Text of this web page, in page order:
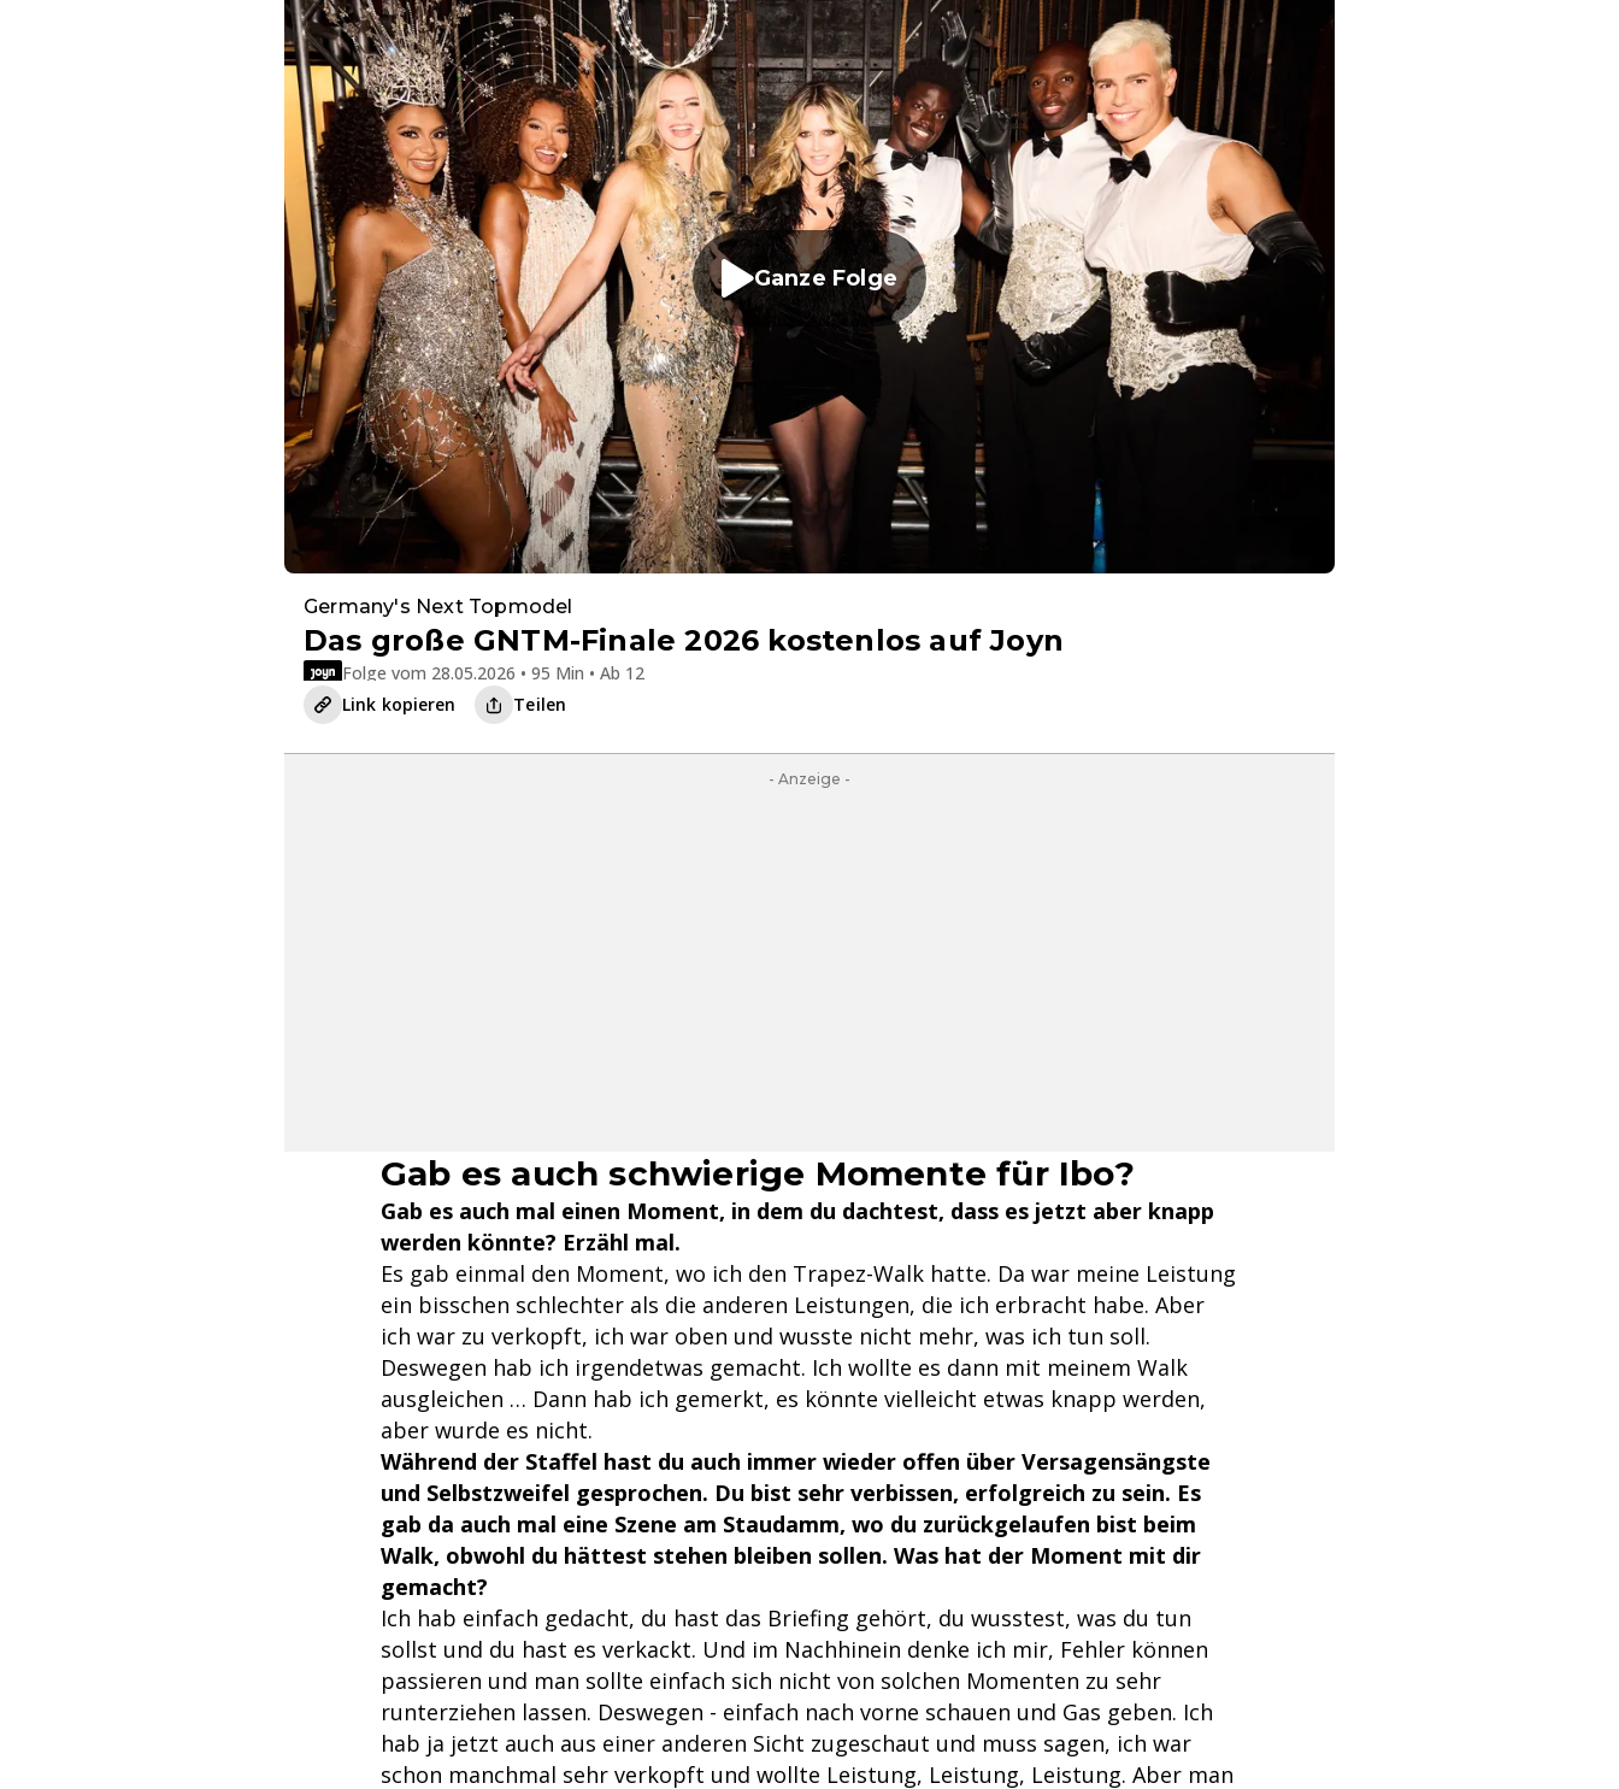
Ganze Folge
Germany's Next Topmodel
Das große GNTM-Finale 2026 kostenlos auf Joyn
Folge vom 28.05.2026 • 95 Min • Ab 12
Link kopieren
Teilen
- Anzeige -
Gab es auch schwierige Momente für Ibo?
Gab es auch mal einen Moment, in dem du dachtest, dass es jetzt aber knapp
werden könnte? Erzähl mal.
Es gab einmal den Moment, wo ich den Trapez-Walk hatte. Da war meine Leistung
ein bisschen schlechter als die anderen Leistungen, die ich erbracht habe. Aber
ich war zu verkopft, ich war oben und wusste nicht mehr, was ich tun soll.
Deswegen hab ich irgendetwas gemacht. Ich wollte es dann mit meinem Walk
ausgleichen … Dann hab ich gemerkt, es könnte vielleicht etwas knapp werden,
aber wurde es nicht.
Während der Staffel hast du auch immer wieder offen über Versagensängste
und Selbstzweifel gesprochen. Du bist sehr verbissen, erfolgreich zu sein. Es
gab da auch mal eine Szene am Staudamm, wo du zurückgelaufen bist beim
Walk, obwohl du hättest stehen bleiben sollen. Was hat der Moment mit dir
gemacht?
Ich hab einfach gedacht, du hast das Briefing gehört, du wusstest, was du tun
sollst und du hast es verkackt. Und im Nachhinein denke ich mir, Fehler können
passieren und man sollte einfach sich nicht von solchen Momenten zu sehr
runterziehen lassen. Deswegen - einfach nach vorne schauen und Gas geben. Ich
hab ja jetzt auch aus einer anderen Sicht zugeschaut und muss sagen, ich war
schon manchmal sehr verkopft und wollte Leistung, Leistung, Leistung. Aber man